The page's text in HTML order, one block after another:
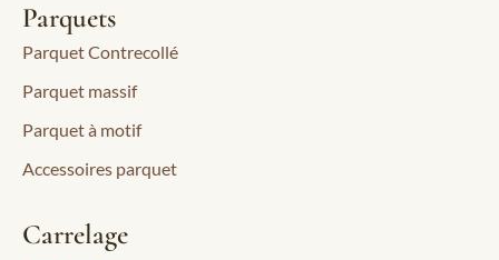
Parquets
Parquet Contrecollé
Parquet massif
Parquet à motif
Accessoires parquet
Carrelage